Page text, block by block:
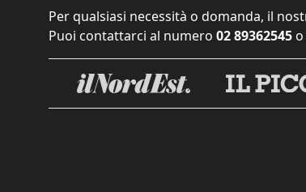
Per qualsiasi necessità o domanda, il
Puoi contattarci al numero 02 89362545